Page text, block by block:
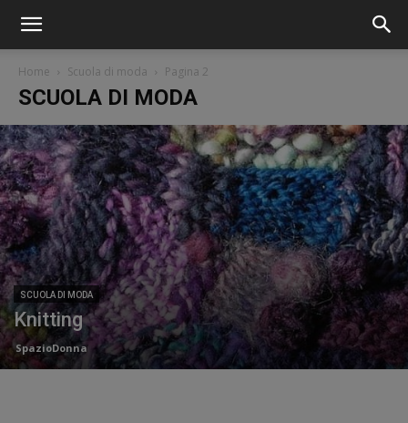
Home Scuola di moda Pagina 2
SCUOLA DI MODA
SCUOLA DI MODA
Knitting
SpazioDonna